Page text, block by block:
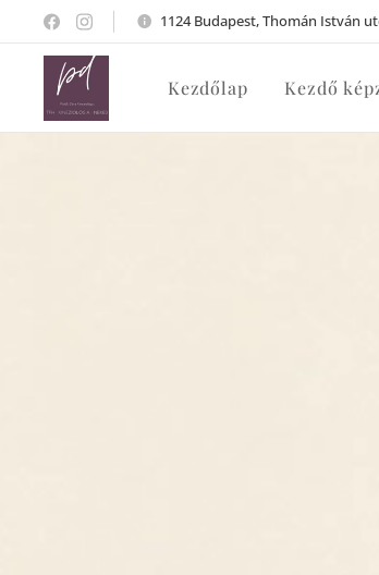
1124 Budapest, Thomán István
Kezdőlap Kezdő